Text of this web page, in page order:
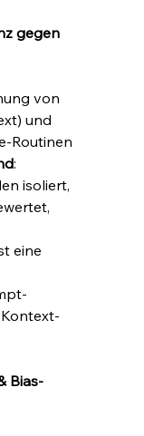
gegen
von
und
Routinen
:
isoliert,
eine
Bias-